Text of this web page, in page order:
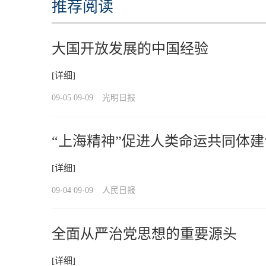
推荐阅读
大国开放发展的中国经验
[详细]
09-05 09-09 光明日报
“上海精神”促进人类命运共同体
[详细]
09-04 09-09 人民日报
全面从严治党思想的重要源头
[详细]